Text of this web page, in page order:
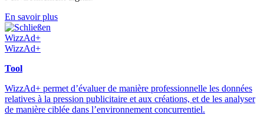
En savoir plus
Schließen
WizzAd+
WizzAd+
Tool
WizzAd+ permet d’évaluer de manière professionnelle les données
relatives à la pression publicitaire et aux créations, et de les analyser
de manière ciblée dans l’environnement concurrentiel.